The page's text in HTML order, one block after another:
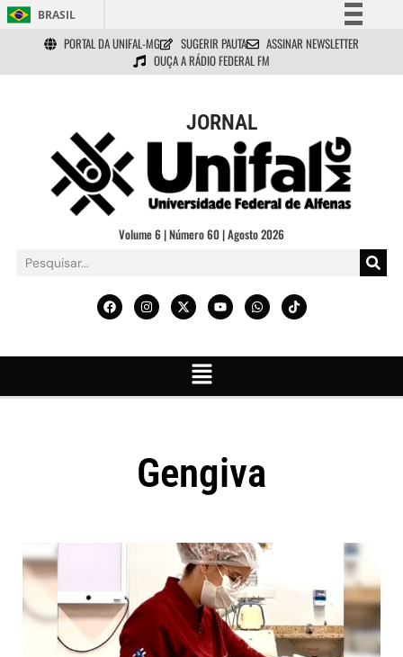
BRASIL
Simplifique!
Comunica BR
Acesso à informação
Legislação
Canais
PORTAL DA UNIFAL-MG SUGERIR PAUTA
ASSINAR NEWSLETTER
OUÇA A RÁDIO FEDERAL FM
JORNAL
Volume 6 | Número 60 | Agosto 2026
Gengiva